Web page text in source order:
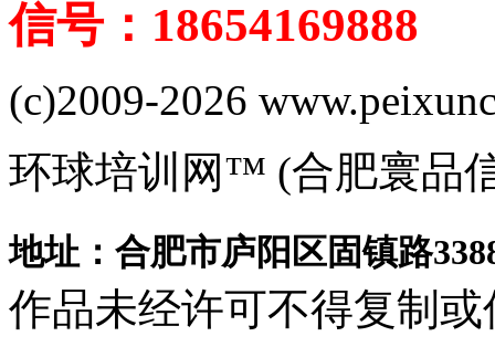
信号：18654169888
(c)2009-2026
环球培训网™ (合肥寰品
地址：合肥市庐阳区固镇路
作品未经许可不得复制或